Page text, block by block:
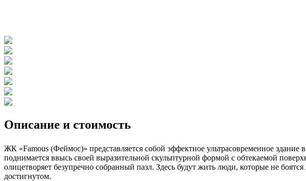
Описание и стоимость
ЖК «Famous (Феймос)» представляется собой эффектное ультрасовременное
поднимается ввысь своей выразительной скульптурной формой с обтекаемой
олицетворяет безупречно собранный пазл. Здесь будут жить люди, которые не
достигнутом.